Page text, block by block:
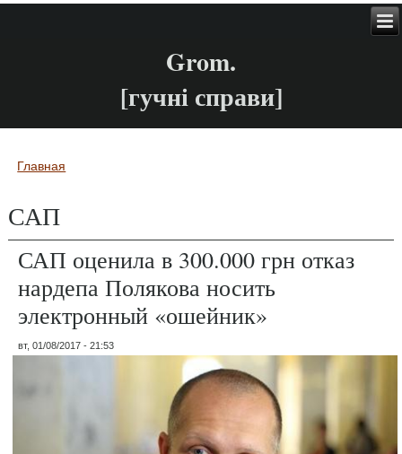
Grom.
[гучні справи]
Вы здесь
Главная
САП
САП оценила в 300.000 грн отказ
нардепа Полякова носить
электронный «ошейник»
вт, 01/08/2017 - 21:53